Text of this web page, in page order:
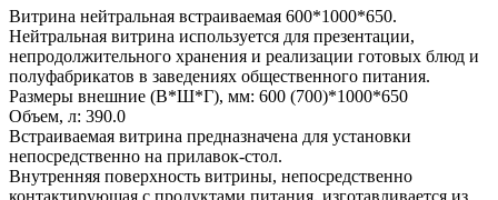
Витрина нейтральная встраиваемая 600*1000*650.
Нейтральная витрина используется для презентации,
непродолжительного хранения и реализации готовых блюд и
полуфабрикатов в заведениях общественного питания.
Размеры внешние (В*Ш*Г), мм: 600 (700)*1000*650
Объем, л: 390.0
Встраиваемая витрина предназначена для установки
непосредственно на прилавок-стол.
Внутренняя поверхность витрины, непосредственно
контактирующая с продуктами питания, изготавливается из